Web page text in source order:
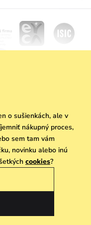
Odoberať
Technicky zabezpečuje
o sušienkách, ale v
nákupný proces,
sem tam vám
novinku alebo inú
cookies?